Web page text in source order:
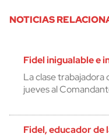
NOTICIAS
Fidel inigualable e
La clase
jueves al
Fidel, educador de